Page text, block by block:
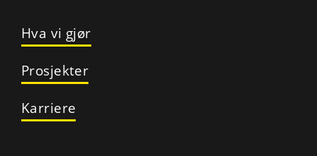
Hva vi gjør
Prosjekter
Karriere